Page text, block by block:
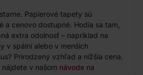
Papierové tapety sú
a cenovo dostupné. Hodia sa tam,
extra odolnosť – napríklad na
v spálni alebo v menších
Prirodzený vzhľad a nižšia cena.
v našom návode na